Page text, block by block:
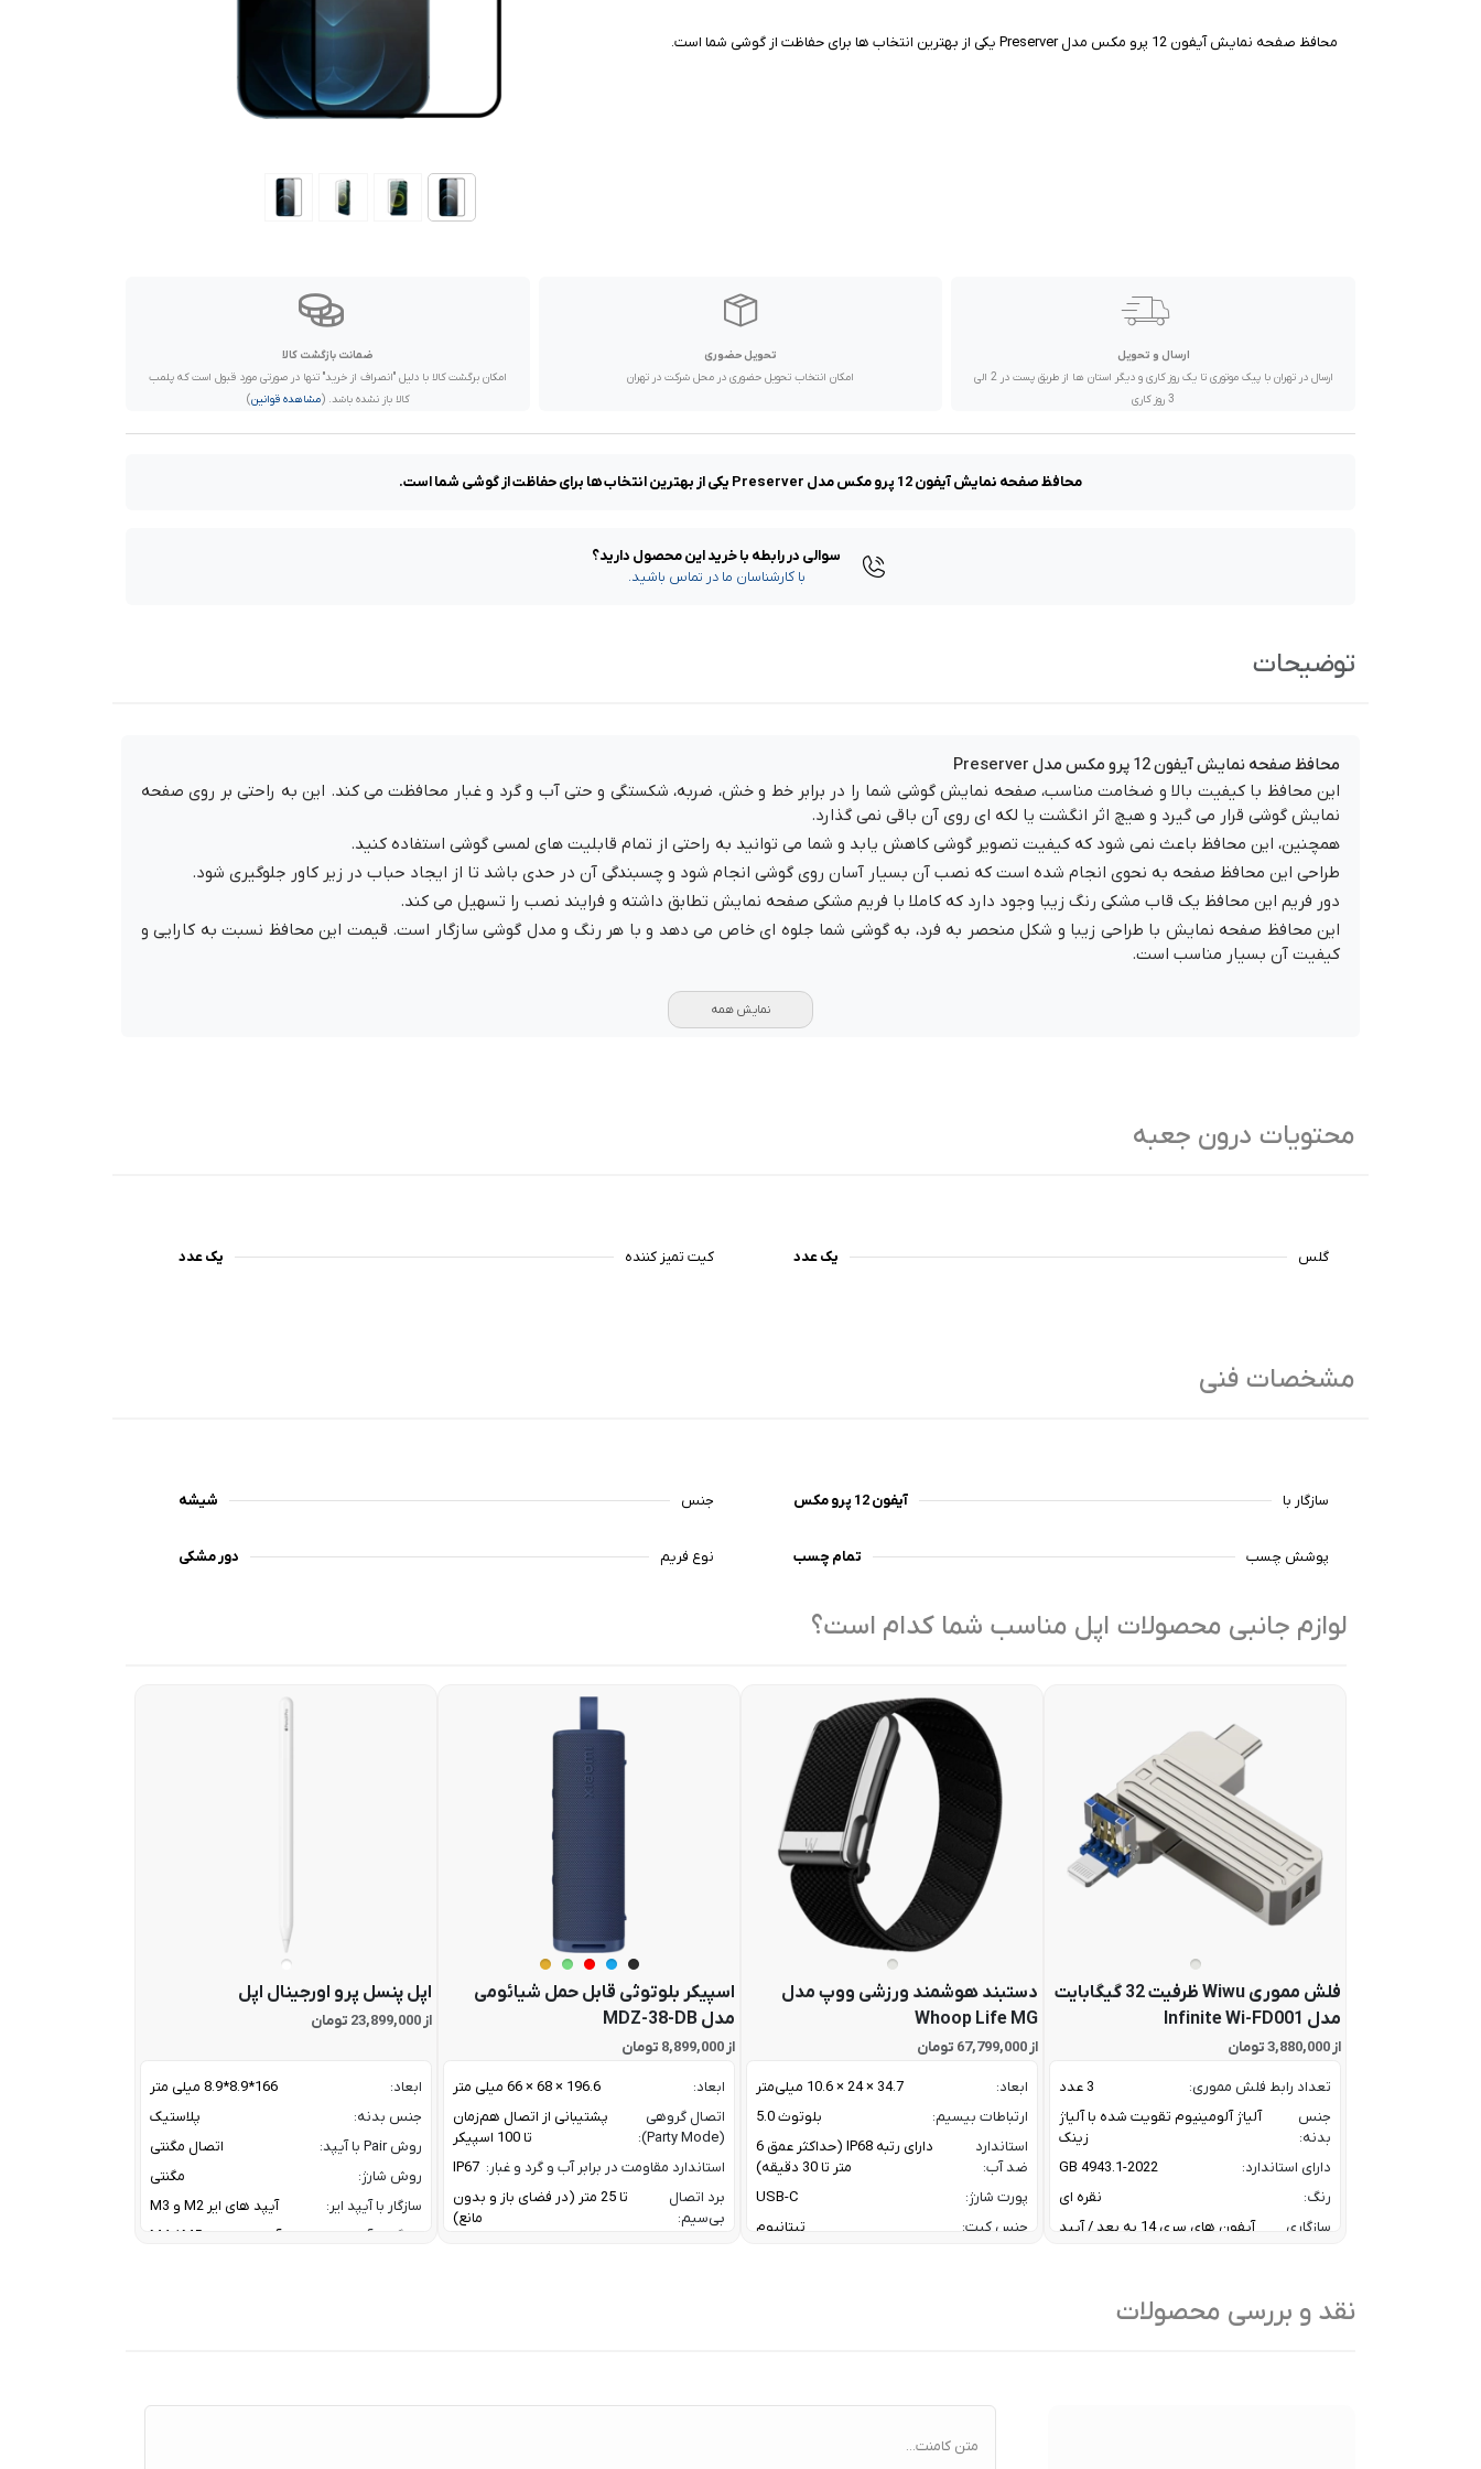
قیمت روز
محافظ صفحه نمایش آیفون 12 پرو مکس مدل Preserver یکی از بهترین انتخاب ها برای حفاظت از گوشی شما است.
ارسال و تحویل
ارسال در تهران با پیک موتوری تا یک روز کاری و دیگر استان ها از طریق پست در 2 الی
3 روز کاری
تحویل حضوری
امکان انتخاب تحویل حضوری در محل شرکت در تهران
ضمانت بازگشت کالا
امکان برگشت کالا با دلیل "انصراف از خرید" تنها در صورتی مورد قبول است که پلمب
کالا باز نشده باشد. (مشاهده قوانین)
محافظ صفحه نمایش آیفون 12 پرو مکس مدل Preserver یکی از بهترین انتخاب ها برای حفاظت از گوشی شما است.
سوالی در رابطه با خرید این محصول دارید؟
با کارشناسان ما در تماس باشید.
توضیحات
محافظ صفحه نمایش آیفون 12 پرو مکس مدل Preserver
این محافظ با کیفیت بالا و ضخامت مناسب، صفحه نمایش گوشی شما را در برابر خط و خش، ضربه، شکستگی و حتی آب و گرد و غبار محافظت می کند. این به راحتی بر روی صفحه
نمایش گوشی قرار می گیرد و هیچ اثر انگشت یا لکه ای روی آن باقی نمی گذارد.
همچنین، این محافظ باعث نمی شود که کیفیت تصویر گوشی کاهش یابد و شما می توانید به راحتی از تمام قابلیت های لمسی گوشی استفاده کنید.
طراحی این محافظ صفحه به نحوی انجام شده است که نصب آن بسیار آسان روی گوشی انجام شود و چسبندگی آن در حدی باشد تا از ایجاد حباب در زیر کاور جلوگیری شود.
دور فریم این محافظ یک قاب مشکی رنگ زیبا وجود دارد که کاملا با فریم مشکی صفحه نمایش تطابق داشته و فرایند نصب را تسهیل می کند.
این محافظ صفحه نمایش با طراحی زیبا و شکل منحصر به فرد، به گوشی شما جلوه ای خاص می دهد و با هر رنگ و مدل گوشی سازگار است. قیمت این محافظ نسبت به کارایی و
کیفیت آن بسیار مناسب است.
نمایش همه
محتویات درون جعبه
گلس یک عدد کیت تمیز کننده یک عدد
مشخصات فنی
سازگار با آیفون 12 پرو مکس جنس شیشه
پوشش چسب تمام چسب نوع فریم دور مشکی
لوازم جانبی محصولات اپل مناسب شما کدام است؟
فلش مموری Wiwu ظرفیت 32 گیگابایت
مدل Infinite Wi-FD001
از 3,880,000 تومان
تعداد رابط فلش مموری:
3 عدد
جنس
بدنه:
آلیاژ آلومینیوم تقویت شده با آلیاژ
زینک
دارای استاندارد:
GB 4943.1-2022
رنگ:
نقره ای
سازگاری
آیفون های سری 14 به بعد / آیپد
ظرفیت:
دستبند هوشمند ورزشی ووپ مدل
Whoop Life MG
از 67,799,000 تومان
ابعاد:
34.7 × 24 × 10.6 میلی‌متر
ارتباطات بیسیم:
بلوتوث 5.0
استاندارد
ضد آب:
دارای رتبه IP68 (حداکثر عمق 6
متر تا 30 دقیقه)
پورت شارژ:
USB-C
جنس کیت:
تیتانیوم
سنسورها:
سنسور سنجش فشار خون / پایش
اسپیکر بلوتوثی قابل حمل شیائومی
مدل MDZ-38-DB
از 8,899,000 تومان
ابعاد:
196.6 × 68 × 66 میلی متر
اتصال گروهی
(Party Mode):
پشتیبانی از اتصال هم‌زمان
تا 100 اسپیکر
استاندارد مقاومت در برابر آب و گرد و غبار: IP67
برد اتصال
بی‌سیم:
تا 25 متر (در فضای باز و بدون
مانع)
توان خروجی کل:
30 W
اپل پنسل پرو اورجینال اپل
از 23,899,000 تومان
ابعاد:
166*8.9*8.9 میلی متر
جنس بدنه:
پلاستیک
روش Pair با آیپد:
اتصال مگنتی
روش شارژ:
مگنتی
سازگار با آیپد ایر:
آیپد های ایر M2 و M3
سازگار با آیپد پرو:
آیپد پرو های M4 / M5
نقد و بررسی محصولات
متن کامنت...